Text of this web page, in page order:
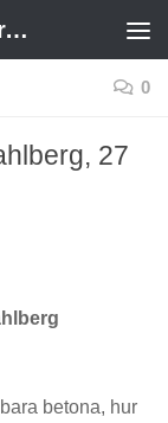
Välkomna till en Ny Framtida Verklighet
0
27
betona, hur